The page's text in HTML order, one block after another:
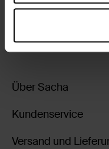
verwendet, finden Sie
Über Sacha
Kundenservice
Versand und